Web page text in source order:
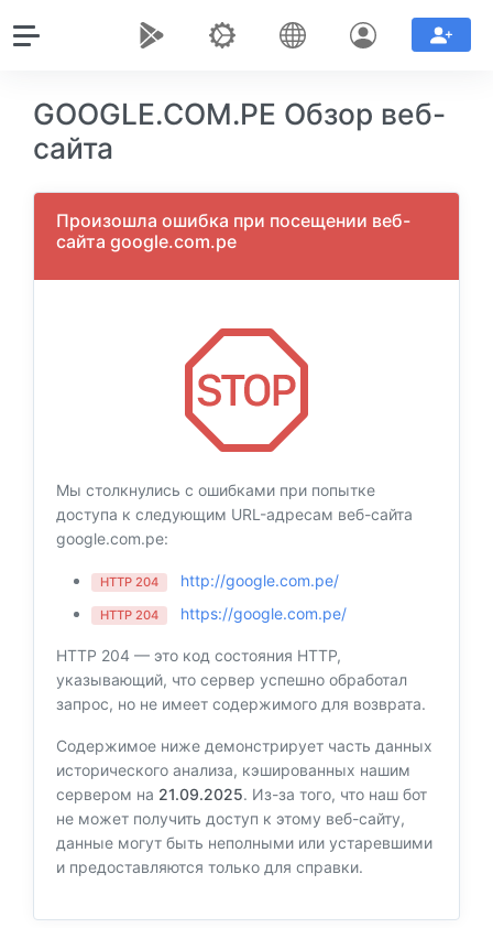
GOOGLE.COM.PE Обзор веб-
сайта
Произошла ошибка при посещении веб-
сайта google.com.pe
Мы столкнулись с ошибками при попытке
доступа к следующим URL-адресам веб-сайта
google.com.pe:
HTTP 204 http://google.com.pe/
HTTP 204 https://google.com.pe/
HTTP 204 — это код состояния HTTP,
указывающий, что сервер успешно обработал
запрос, но не имеет содержимого для возврата.
Содержимое ниже демонстрирует часть данных
исторического анализа, кэшированных нашим
сервером на 21.09.2025. Из-за того, что наш бот
не может получить доступ к этому веб-сайту,
данные могут быть неполными или устаревшими
и предоставляются только для справки.